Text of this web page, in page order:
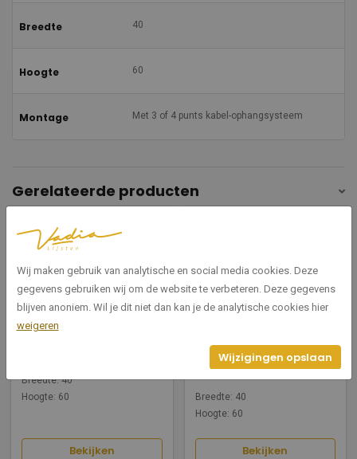
Breedte 40
Hoogte 60
Montage Met 3 of 4 punts kabel-ophangsysteem
Gerelateerde producten
14.32517
Breedte: 40
Hoogte: 60
Bekijken
Switch-it XL mat zilver
40x60cm
Breedte: 40
Hoogte: 60
Bekijken
Wij maken gebruik van analytische en social media cookies. Deze
gegevens gebruiken wij om de website te verbeteren. Deze gegevens
blijven anoniem. Wil je dit niet dan kan je de analytische cookies hier
weigeren
Wijzigingen opslaan